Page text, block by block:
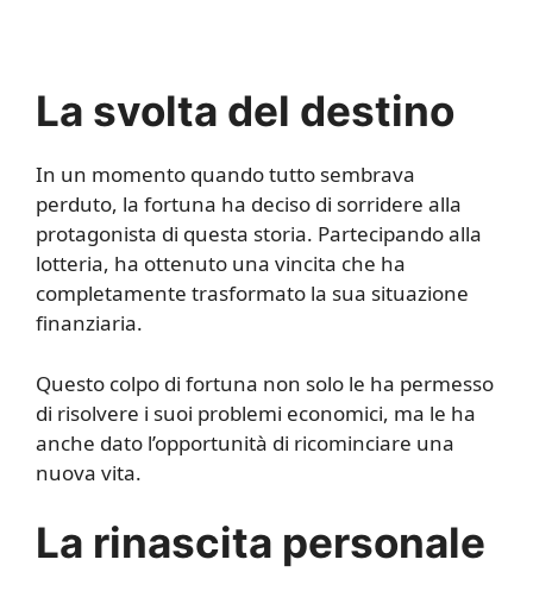
La svolta del destino
In un momento quando tutto sembrava
perduto, la fortuna ha deciso di sorridere alla
protagonista di questa storia. Partecipando alla
lotteria, ha ottenuto una vincita che ha
completamente trasformato la sua situazione
finanziaria.
Questo colpo di fortuna non solo le ha permesso
di risolvere i suoi problemi economici, ma le ha
anche dato l’opportunità di ricominciare una
nuova vita.
La rinascita personale